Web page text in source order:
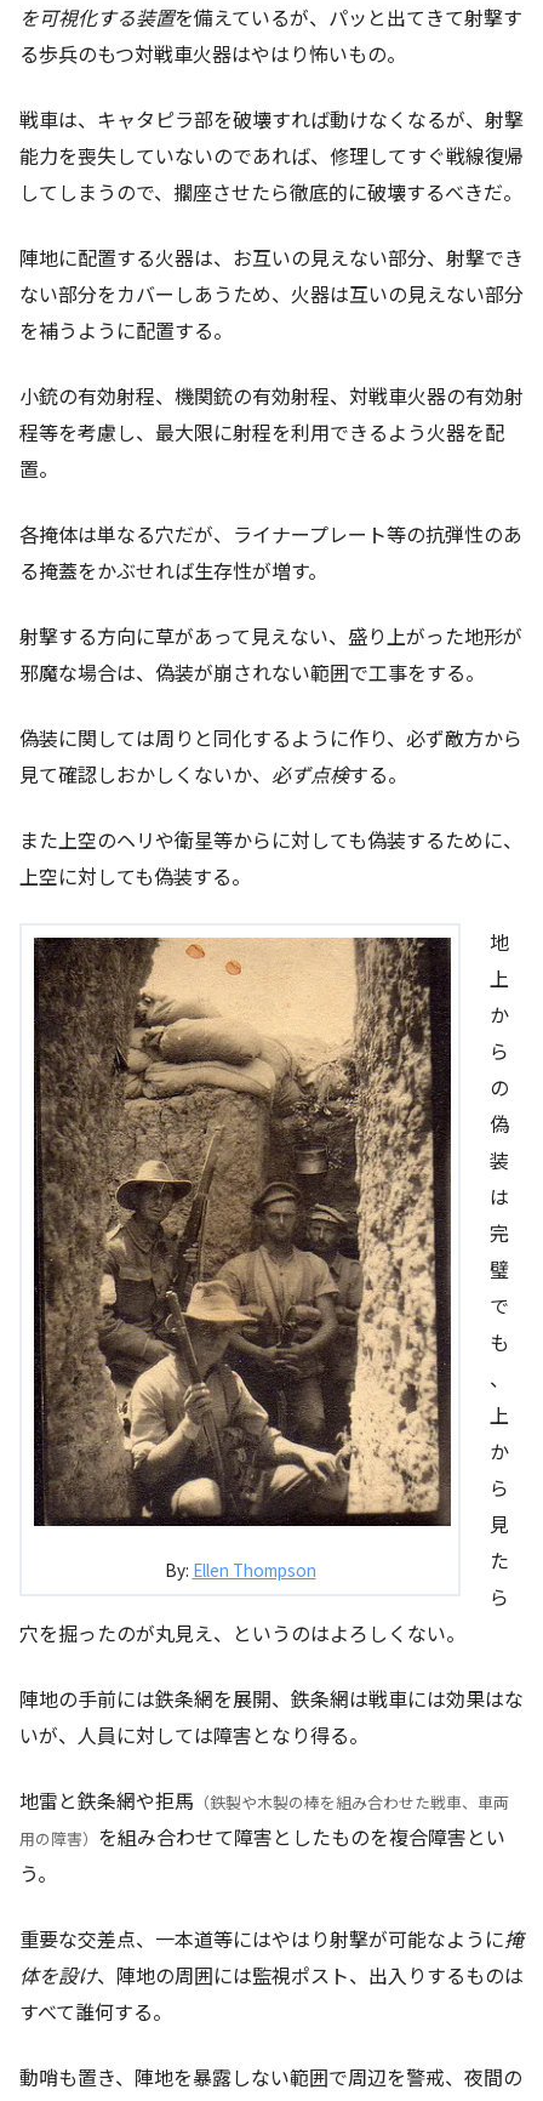
を可視化する装置を備えているが、パッと出てきて射撃す
る歩兵のもつ対戦車火器はやはり怖いもの。
戦車は、キャタピラ部を破壊すれば動けなくなるが、射撃
能力を喪失していないのであれば、修理してすぐ戦線復帰
してしまうので、擱座させたら徹底的に破壊するべきだ。
陣地に配置する火器は、お互いの見えない部分、射撃でき
ない部分をカバーしあうため、火器は互いの見えない部分
を補うように配置する。
小銃の有効射程、機関銃の有効射程、対戦車火器の有効射
程等を考慮し、最大限に射程を利用できるよう火器を配
置。
各掩体は単なる穴だが、ライナープレート等の抗弾性のあ
る掩蓋をかぶせれば生存性が増す。
射撃する方向に草があって見えない、盛り上がった地形が
邪魔な場合は、偽装が崩されない範囲で工事をする。
偽装に関しては周りと同化するように作り、必ず敵方から
見て確認しおかしくないか、 必ず点検する。
また上空のヘリや衛星等からに対しても偽装するために、
上空に対しても偽装する。
By: Ellen Thompson
地
上
か
ら
の
偽
装
は
完
璧
で
も
、
上
か
ら
見
た
ら
穴を掘ったのが丸見え、というのはよろしくない。
陣地の手前には鉄条網を展開、鉄条網は戦車には効果はな
いが、人員に対しては障害となり得る。
地雷と鉄条網や拒馬 （鉄製や木製の棒を組み合わせた戦車、車両
用の障害） を組み合わせて障害としたものを複合障害とい
う。
重要な交差点、一本道等にはやはり射撃が可能なように掩
体を設け、陣地の周囲には監視ポスト、出入りするものは
すべて誰何する。
動哨も置き、陣地を暴露しない範囲で周辺を警戒、夜間の